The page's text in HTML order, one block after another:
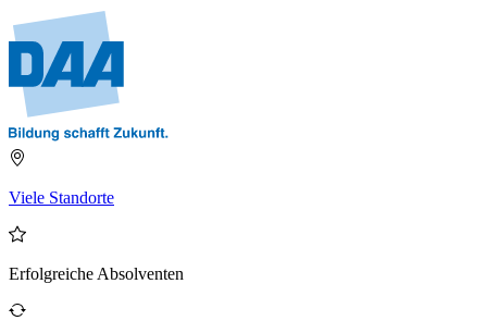
Viele Standorte
Erfolgreiche Absolventen